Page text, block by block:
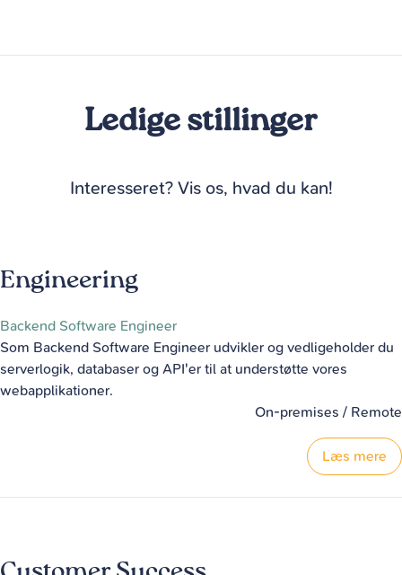
Ledige stillinger
Interesseret? Vis os, hvad du kan!
Engineering
Backend Software Engineer
Som Backend Software Engineer udvikler og vedligeholder du
serverlogik, databaser og API'er til at understøtte vores
webapplikationer.
On-premises / Remote
Læs mere